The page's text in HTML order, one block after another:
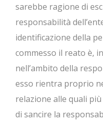
sarebbe ragione di
responsabilità
identificazione della
commesso il reato è,
nell’ambito della
esso rientra proprio
relazione alle quali
di sancire la